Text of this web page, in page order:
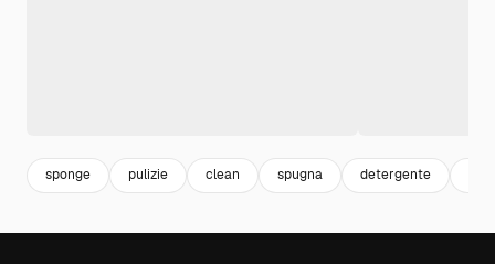
sponge pulizie clean spugna detergente